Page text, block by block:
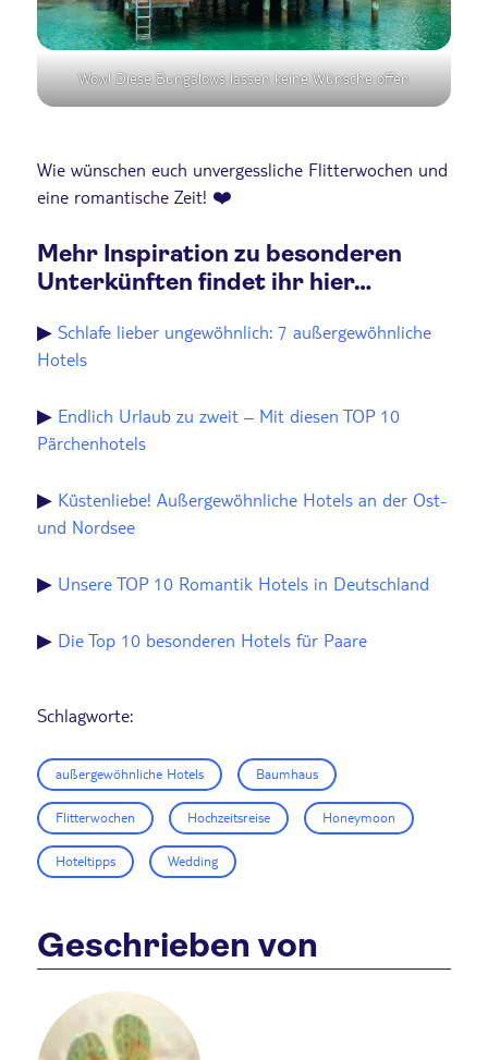
Wow! Diese Bungalows lassen keine Wünsche offen
Wie wünschen euch unvergessliche Flitterwochen und
eine romantische Zeit! ❤️
Mehr Inspiration zu besonderen
Unterkünften findet ihr hier…
▶ Schlafe lieber ungewöhnlich: 7 außergewöhnliche
Hotels
▶ Endlich Urlaub zu zweit – Mit diesen TOP 10
Pärchenhotels
▶ Küstenliebe! Außergewöhnliche Hotels an der Ost-
und Nordsee
▶ Unsere TOP 10 Romantik Hotels in Deutschland
▶ Die Top 10 besonderen Hotels für Paare
Schlagworte:
außergewöhnliche Hotels Baumhaus
Flitterwochen Hochzeitsreise Honeymoon
Hoteltipps Wedding
Geschrieben von